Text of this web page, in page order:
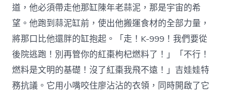
道，他必須帶走他那缸陳年老蒜泥，那是宇宙的希
望。他跑到蒜泥缸前，使出他搬運食材的全部力量，
將那口比他還胖的缸抱起。「走！K-999！我們要從
後院逃跑！別再管你的紅棗枸杞燃料了！」「不行！
燃料是文明的基礎！沒了紅棗我飛不遠！」吉娃娃特
務抗議。它用小嘴咬住廖沾沾的衣領，同時開啟了它